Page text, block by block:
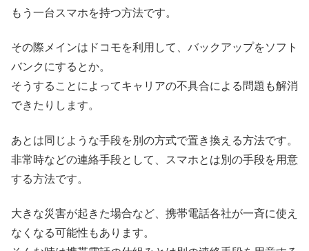
もう一台スマホを持つ方法です。
その際メインはドコモを利用して、バックアップをソフト
バンクにするとか。
そうすることによってキャリアの不具合による問題も解消
できたりします。
あとは同じような手段を別の方式で置き換える方法です。
非常時などの連絡手段として、スマホとは別の手段を用意
する方法です。
大きな災害が起きた場合など、携帯電話各社が一斉に使え
なくなる可能性もあります。